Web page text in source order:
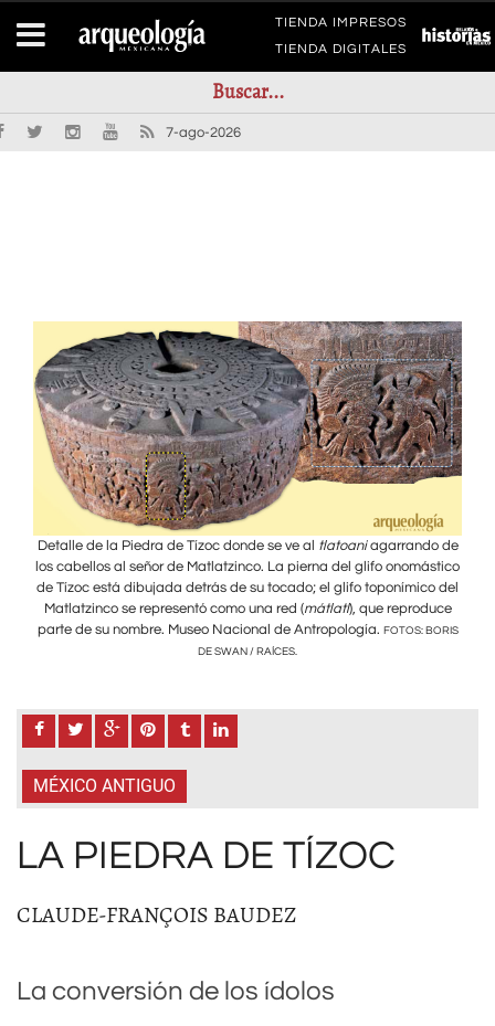
TIENDA IMPRESOS
TIENDA DIGITALES
7-ago-2026
Detalle de la Piedra de Tízoc donde se ve al tlatoaniagarrando de
los cabellos al señor de Matlatzinco. La pierna del glifo onomástico
de Tízoc está dibujada detrás de su tocado; el glifo toponímico del
Matlatzinco se representó como una red (mátlatl), que reproduce
parte de su nombre. Museo Nacional de Antropología. FOTOS: BORIS
DE SWAN / RAÍCES.
MÉXICO ANTIGUO
LA PIEDRA DE TÍZOC
CLAUDE-FRANÇOIS BAUDEZ
La conversión de los ídolos